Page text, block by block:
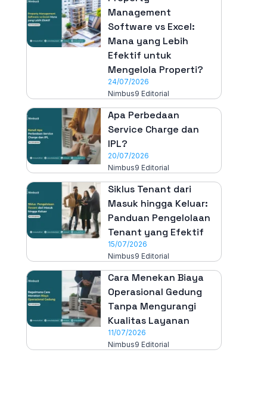
Management
Software vs Excel:
Mana yang Lebih
Efektif untuk
Mengelola Properti?
24/07/2026
Nimbus9 Editorial
Apa Perbedaan
Service Charge dan
IPL?
20/07/2026
Nimbus9 Editorial
Siklus Tenant dari
Masuk hingga Keluar:
Panduan Pengelolaan
Tenant yang Efektif
15/07/2026
Nimbus9 Editorial
Cara Menekan Biaya
Operasional Gedung
Tanpa Mengurangi
Kualitas Layanan
11/07/2026
Nimbus9 Editorial